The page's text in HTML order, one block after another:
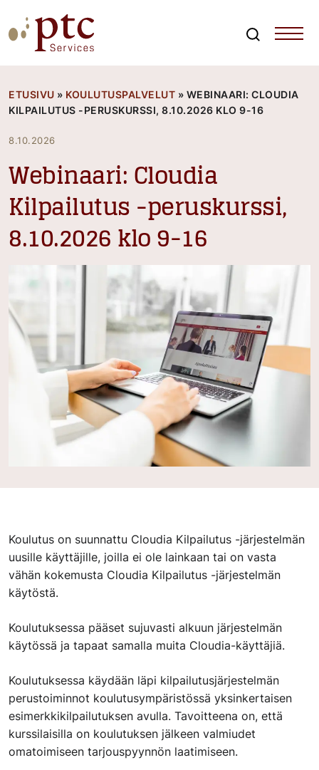
to
content
ETUSIVU » KOULUTUSPALVELUT » WEBINAARI: CLOUDIA
KILPAILUTUS -PERUSKURSSI, 8.10.2026 KLO 9-16
8.10.2026
Webinaari: Cloudia
Kilpailutus -peruskurssi,
8.10.2026 klo 9-16
Koulutus on suunnattu Cloudia Kilpailutus -järjestelmän
uusille käyttäjille, joilla ei ole lainkaan tai on vasta
vähän kokemusta Cloudia Kilpailutus -järjestelmän
käytöstä.
Koulutuksessa pääset sujuvasti alkuun järjestelmän
käytössä ja tapaat samalla muita Cloudia-käyttäjiä.
Koulutuksessa käydään läpi kilpailutusjärjestelmän
perustoiminnot koulutusympäristössä yksinkertaisen
esimerkkikilpailutuksen avulla. Tavoitteena on, että
kurssilaisilla on koulutuksen jälkeen valmiudet
omatoimiseen tarjouspyynnön laatimiseen.